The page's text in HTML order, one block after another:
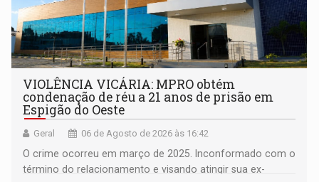
VIOLÊNCIA VICÁRIA: MPRO obtém
condenação de réu a 21 anos de prisão em
Espigão do Oeste
Geral 06 de Agosto de 2026 às 16:42
O crime ocorreu em março de 2025. Inconformado com o
término do relacionamento e visando atingir sua ex-